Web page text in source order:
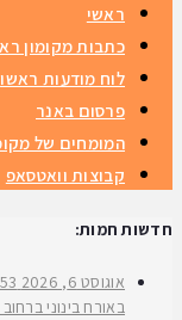
ראשי
כתבות מקומון
לוח מודעות
פרסום באנר
המומחים של
קבוצות וואטסאפ
חדשות חמות:
אוגוסט 6, 2026 am
באורח בינוני